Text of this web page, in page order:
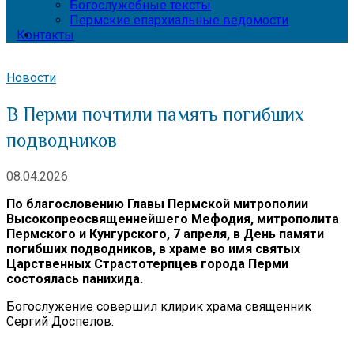
Богослужебные тексты
Пермские епархиальные ведомости
Контакты
Новости
В Перми почтили память погибших
подводников
08.04.2026
По благословению Главы Пермской митрополии
Высокопреосвященнейшего Мефодия, митрополита
Пермского и Кунгурского, 7 апреля, в День памяти
погибших подводников, в храме во имя святых
Царственных Страстотерпцев города Перми
состоялась панихида.
Богослужение совершил клирик храма священник
Сергий Доспелов.